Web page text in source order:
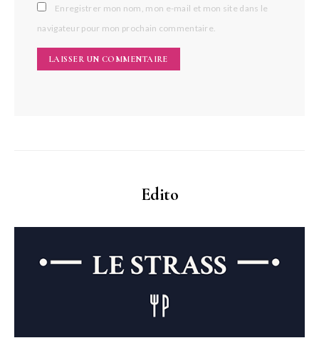
Enregistrer mon nom, mon e-mail et mon site dans le
navigateur pour mon prochain commentaire.
Edito